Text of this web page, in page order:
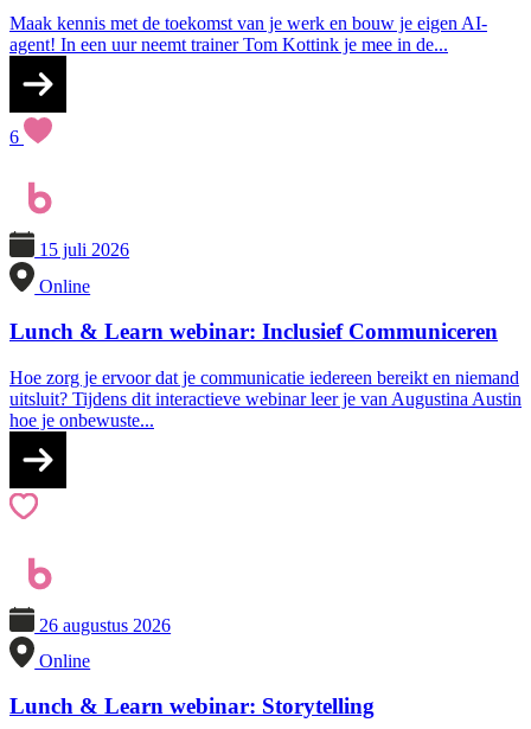
Maak kennis met de toekomst van je werk en bouw je eigen AI-
agent! In een uur neemt trainer Tom Kottink je mee in de...
6
15 juli 2026
Online
Lunch & Learn webinar: Inclusief Communiceren
Hoe zorg je ervoor dat je communicatie iedereen bereikt en niemand
uitsluit? Tijdens dit interactieve webinar leer je van Augustina Austin
hoe je onbewuste...
26 augustus 2026
Online
Lunch & Learn webinar: Storytelling